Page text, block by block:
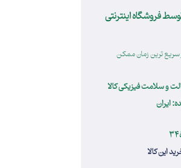
فروشگاه اینترنتی
سریع ترین زمان ممکن
و سلامت فیزیکی کالا
ایران